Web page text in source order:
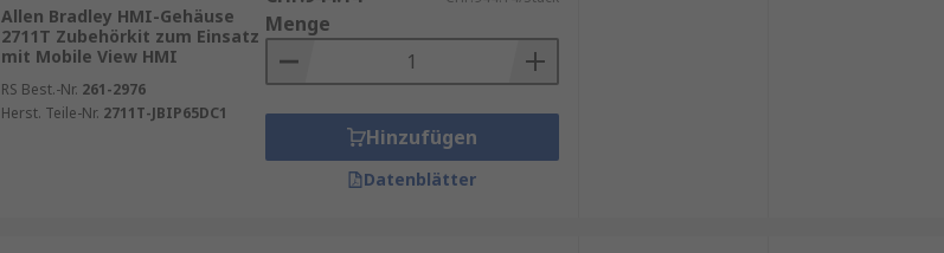
Allen Bradley HMI-Gehäuse
2711T Zubehörkit zum Einsatz
mit Mobile View HMI
RS Best.-Nr. 261-2976
Herst. Teile-Nr. 2711T-JBIP65DC1
Menge
Hinzufügen
Datenblätter